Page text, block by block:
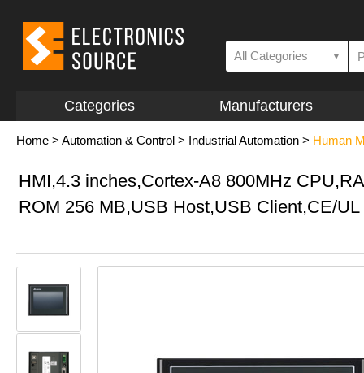
All Categories ▼
Categories Manufacturers
Home > Automation & Control > Industrial Automation > Human
HMI,4.3 inches,Cortex-A8 800MHz
ROM 256 MB,USB Host,USB Client,CE/UL